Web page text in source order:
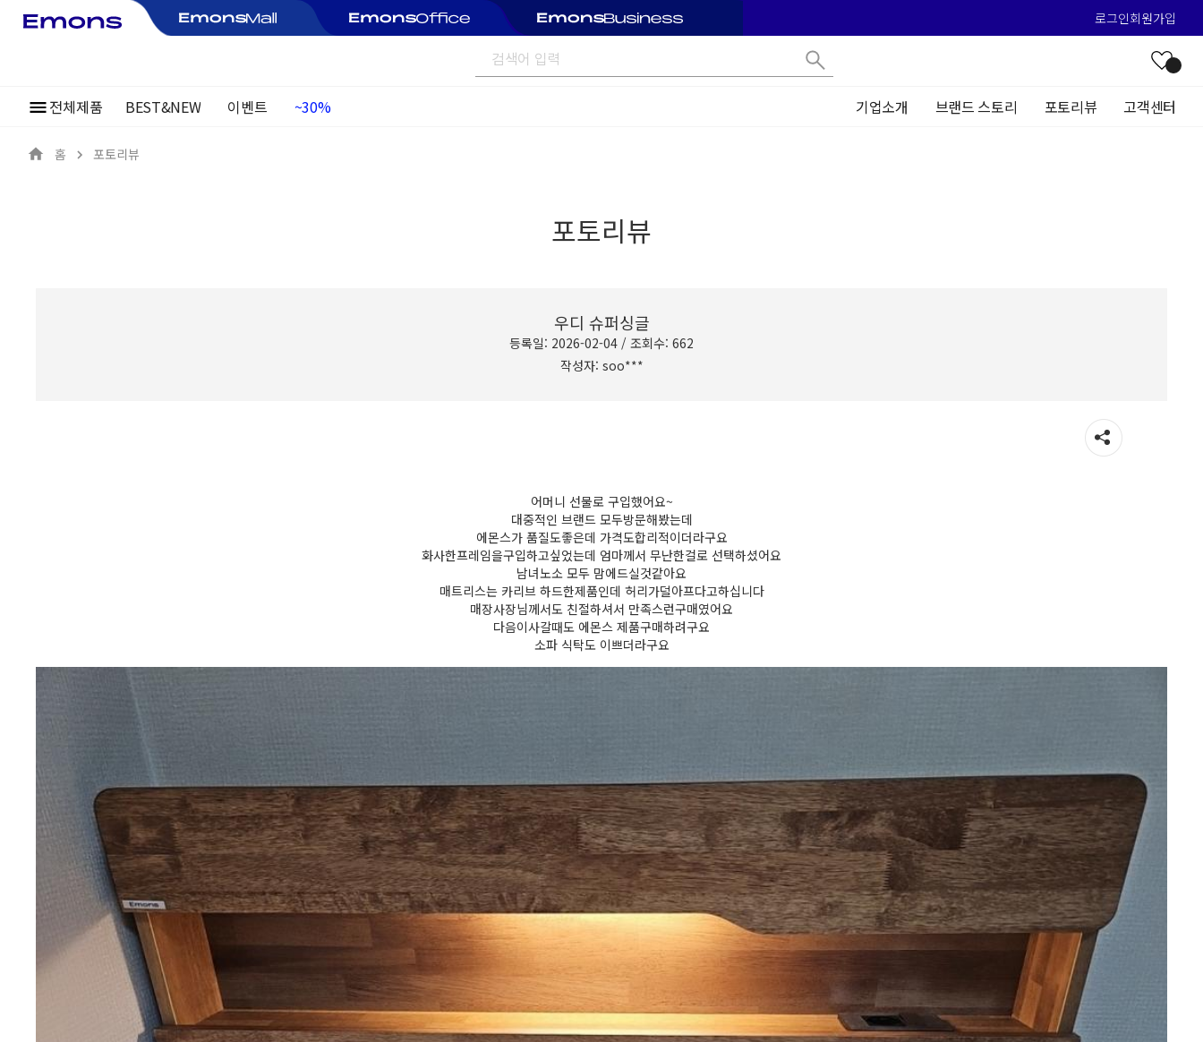
로그인회원가입
전체제품 BEST&NEW 이벤트
여름정기행사
기업소개 브랜드 스토리 포토리뷰 고객센터
홈 포토리뷰
포토리뷰
우디 슈퍼싱글
등록일: 2026-02-04 / 조회수: 662
작성자: soo***
어머니 선물로 구입했어요~
대중적인 브랜드 모두방문해봤는데
에몬스가 품질도좋은데 가격도합리적이더라구요
화사한프레임을구입하고싶었는데 엄마께서 무난한걸로 선택하셨어요
남녀노소 모두 맘에드실것같아요
매트리스는 카리브 하드한제품인데 허리가덜아프다고하십니다
매장사장님께서도 친절하셔서 만족스런구매였어요
다음이사갈때도 에몬스 제품구매하려구요
소파 식탁도 이쁘더라구요